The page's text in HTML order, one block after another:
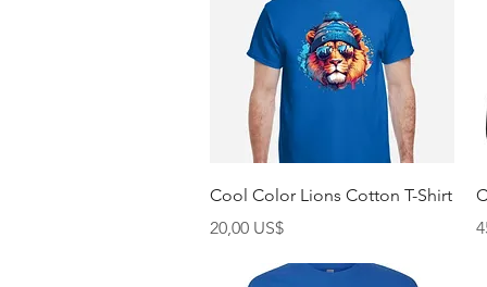
Vista rápida
Cool Color Lions Cotton T-Shirt
Precio
20,00 US$